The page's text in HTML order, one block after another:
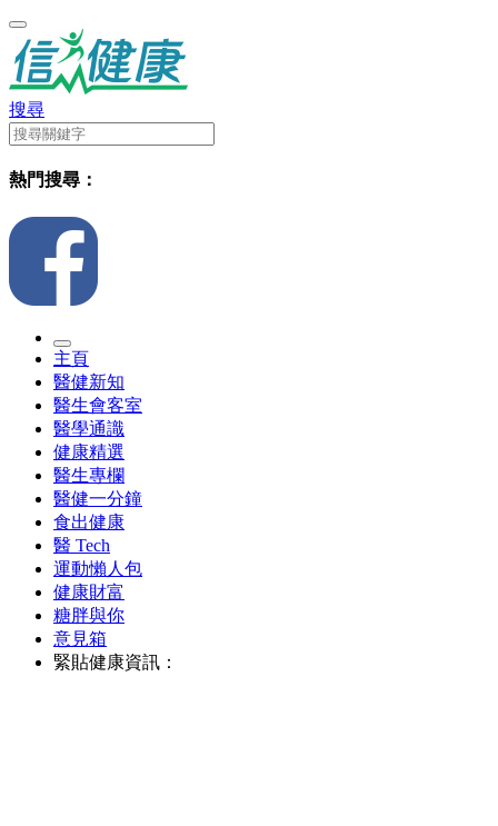
搜尋
熱門搜尋：
主頁
醫健新知
醫生會客室
醫學通識
健康精選
醫生專欄
醫健一分鐘
食出健康
醫 Tech
運動懶人包
健康財富
糖胖與你
意見箱
緊貼健康資訊：